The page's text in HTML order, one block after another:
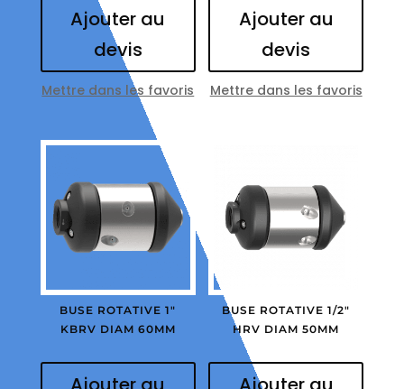
Ajouter au
devis
Mettre dans les favoris
Ajouter au
devis
Mettre dans les favoris
BUSE ROTATIVE 1″
KBRV DIAM 60MM
BUSE ROTATIVE 1/2″
HRV DIAM 50MM